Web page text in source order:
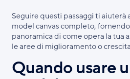
Seguire questi passaggi ti aiuterà
model canvas completo,
panoramica di come opera la tua
le aree di miglioramento o
Quando usare